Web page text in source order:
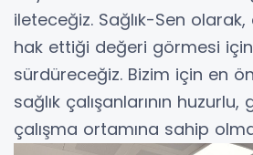
ileteceğiz. Sağlık-Sen olarak,
hak ettiği değeri görmesi
sürdüreceğiz. Bizim için en
sağlık çalışanlarının
çalışma ortamına sahip